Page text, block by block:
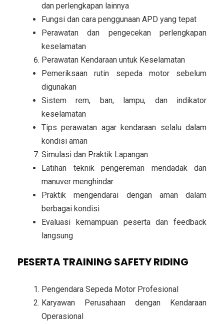
dan perlengkapan lainnya
Fungsi dan cara penggunaan APD yang tepat
Perawatan dan pengecekan perlengkapan
keselamatan
Perawatan Kendaraan untuk Keselamatan
Pemeriksaan rutin sepeda motor sebelum
digunakan
Sistem rem, ban, lampu, dan indikator
keselamatan
Tips perawatan agar kendaraan selalu dalam
kondisi aman
Simulasi dan Praktik Lapangan
Latihan teknik pengereman mendadak dan
manuver menghindar
Praktik mengendarai dengan aman dalam
berbagai kondisi
Evaluasi kemampuan peserta dan feedback
langsung
PESERTA TRAINING SAFETY RIDING
Pengendara Sepeda Motor Profesional
Karyawan Perusahaan dengan Kendaraan
Operasional